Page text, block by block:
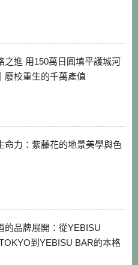
之進 用150萬日圓填平護城河
廢校重生的千萬產值
命力：紫藤花的地景美學與色
的品牌展開：從YEBISU
到YEBISU BAR的本格